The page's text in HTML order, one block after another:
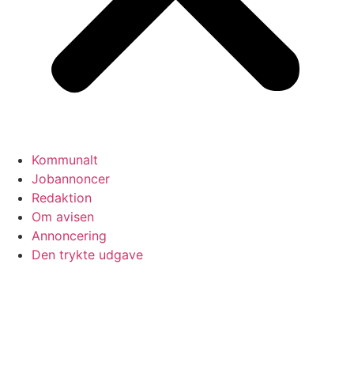
Kommunalt
Jobannoncer
Redaktion
Om avisen
Annoncering
Den trykte udgave